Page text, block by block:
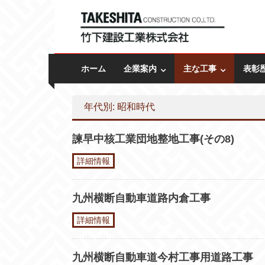
竹下建設工業株式会社
創業昭和27年ー長崎の建設会社
ホーム 企業案内 主な工事 表彰
年代別: 昭和時代
諫早中核工業団地整地工事(その8)
詳細情報
九州横断自動車道路内倉工事
詳細情報
九州横断自動車道今村工事用道路工事